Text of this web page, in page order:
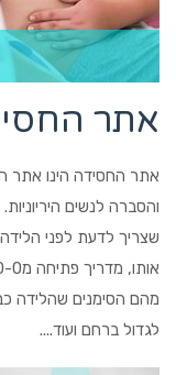
אתר
אתר החסידה הינו אתר
והסברה לנשים
שצריך לדעת לפני הלידה
מהם הסימנים שהלידה
לגדול ברחם ועוד....